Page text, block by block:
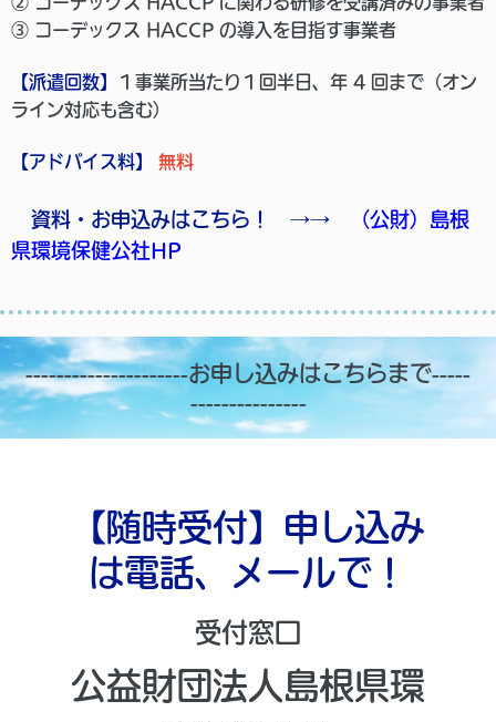
③ コーデックス HACCP の導入を目指す事業者
【派遣回数】
１事業所当たり１回半日、年 4 回まで（オン
ライン対応も含む）
【アドバイス料】 無料
資料・お申込みはこちら！ →→
（公財）島根
県環境保健公社HP
---------------------お申し込みはこちらまで-----
---------------
【随時受付】申し込み
は電話、メールで！
受付窓口
公益財団法人島根県環